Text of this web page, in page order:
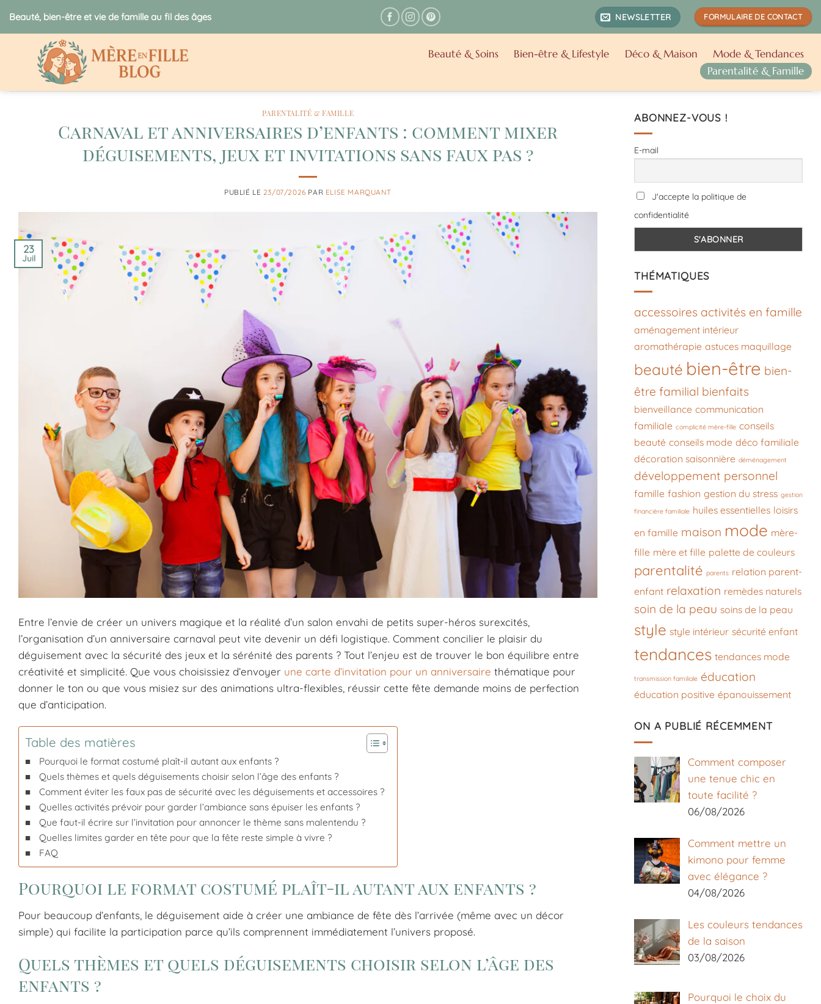
au
Beauté, bien-être et vie de famille au fil des âges NEWSLETTER FORMULAIRE DE CONTACT
Beauté & Soins Bien-être & Lifestyle Déco & Maison
Mode & Tendances
Parentalité & Famille
PARENTALITÉ & FAMILLE
Carnaval et anniversaires d’enfants : comment mixer
déguisements, jeux et invitations sans faux pas ?
PUBLIÉ LE 23/07/2026 PAR ELISE MARQUANT
23
Juil
Entre l’envie de créer un univers magique et la réalité d’un salon envahi de petits super-héros surexcités,
l’organisation d’un anniversaire carnaval peut vite devenir un défi logistique. Comment concilier le plaisir du
déguisement avec la sécurité des jeux et la sérénité des parents ? Tout l’enjeu est de trouver le bon équilibre entre
créativité et simplicité. Que vous choisissiez d’envoyer une carte d’invitation pour un anniversaire thématique pour
donner le ton ou que vous misiez sur des animations ultra-flexibles, réussir cette fête demande moins de perfection
que d’anticipation.
Table des matières
Pourquoi le format costumé plaît-il autant aux enfants ?
Quels thèmes et quels déguisements choisir selon l’âge des enfants ?
Comment éviter les faux pas de sécurité avec les déguisements et accessoires ?
Quelles activités prévoir pour garder l’ambiance sans épuiser les enfants ?
Que faut-il écrire sur l’invitation pour annoncer le thème sans malentendu ?
Quelles limites garder en tête pour que la fête reste simple à vivre ?
FAQ
Pourquoi le format costumé plaît-il autant aux enfants ?
Pour beaucoup d’enfants, le déguisement aide à créer une ambiance de fête dès l’arrivée (même avec un décor
simple) qui facilite la participation parce qu’ils comprennent immédiatement l’univers proposé.
Quels thèmes et quels déguisements choisir selon l’âge des
enfants ?
ABONNEZ-VOUS !
E-mail
J'accepte la politique de
confidentialité
THÉMATIQUES
accessoires activités en famille
aménagement intérieur
aromathérapie astuces maquillage
beauté bien-être bien-
être familial bienfaits
bienveillance communication
familiale complicité mère-fille conseils
beauté conseils mode déco familiale
décoration saisonnière déménagement
développement personnel
famille fashion gestion du stress gestion
financière familiale huiles essentielles loisirs
en famille maison mode mère-
fille mère et fille palette de couleurs
parentalité parents relation parent-
enfant relaxation remèdes naturels
soin de la peau soins de la peau
style style intérieur sécurité enfant
tendances tendances mode
transmission familiale éducation
éducation positive épanouissement
ON A PUBLIÉ RÉCEMMENT
Comment composer
une tenue chic en
toute facilité ?
06/08/2026
Comment mettre un
kimono pour femme
avec élégance ?
04/08/2026
Les couleurs tendances
de la saison
03/08/2026
Pourquoi le choix du